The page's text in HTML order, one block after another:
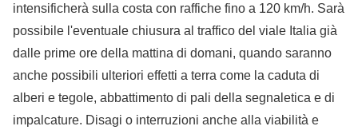
intensificherà sulla costa con raffiche fino a 120 km/h. Sarà
possibile l'eventuale chiusura al traffico del viale Italia già
dalle prime ore della mattina di domani, quando saranno
anche possibili ulteriori effetti a terra come la caduta di
alberi e tegole, abbattimento di pali della segnaletica e di
impalcature. Disagi o interruzioni anche alla viabilità e